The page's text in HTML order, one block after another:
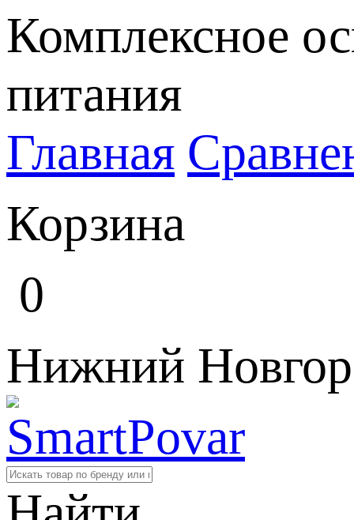
Комплексное
питания
Главная
Корзина
0
Нижний